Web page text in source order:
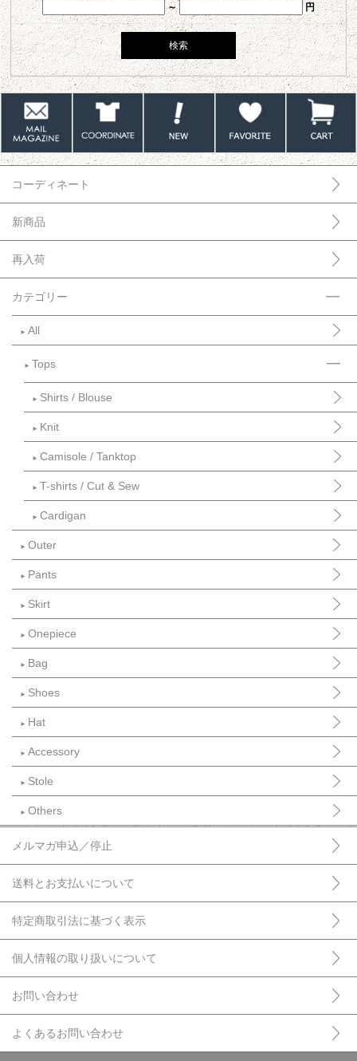
～
円
コーディネート
新商品
再入荷
カテゴリー
► All
► Tops
► Shirts / Blouse
► Knit
► Camisole / Tanktop
► T-shirts / Cut & Sew
► Cardigan
► Outer
► Pants
► Skirt
► Onepiece
► Bag
► Shoes
► Hat
► Accessory
► Stole
► Others
メルマガ申込／停止
送料とお支払いについて
特定商取引法に基づく表示
個人情報の取り扱いについて
お問い合わせ
よくあるお問い合わせ